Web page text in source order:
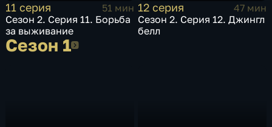
11 серия
51 мин
Сезон 2. Серия 11. Борьба
за выживание
12 серия
47 мин
Сезон 2. Серия 12. Джингл
белл
Сезон 1Сезон 1